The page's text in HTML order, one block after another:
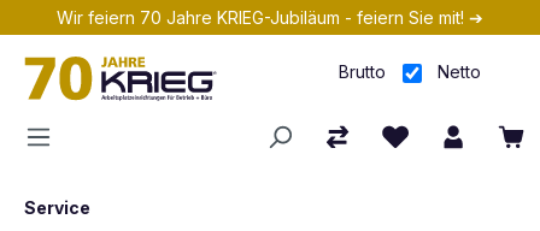
Zum Hauptinhalt springen
Wir feiern 70 Jahre KRIEG-Jubiläum - feiern Sie mit! ➔
Brutto Netto
Service